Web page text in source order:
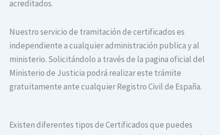
acreditados.
Nuestro servicio de tramitación de certificados es
independiente a cualquier administración publica y al
ministerio. Solicitándolo a través de la pagina oficial del
Ministerio de Justicia podrá realizar este trámite
gratuitamente ante cualquier Registro Civil de España.
Existen diferentes tipos de Certificados que puedes